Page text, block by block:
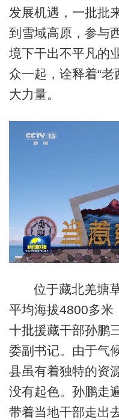
发展机遇，一批批
到雪域高原，参与
境下干出不平凡的
众一起，诠释着“
大力量。
位于藏北羌塘
平均海拔4800多
十批援藏干部孙鹏
委副书记。由于气
县虽有着独特的资
没有起色。孙鹏走
带着当地干部走出